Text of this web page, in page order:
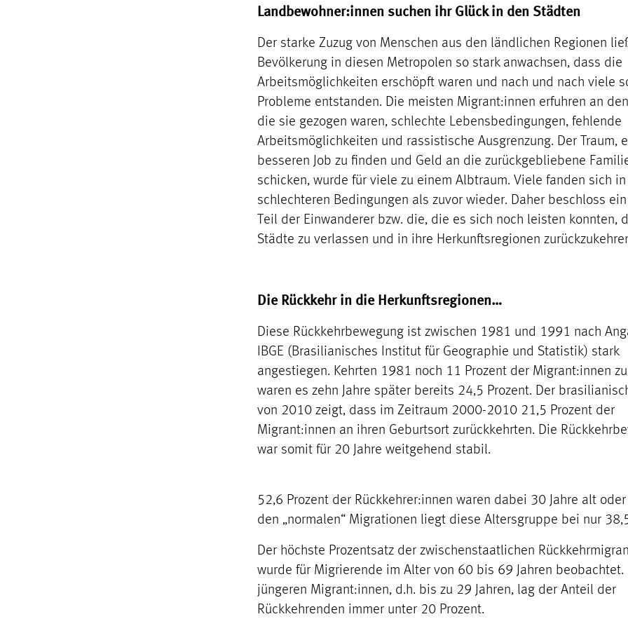
Landbewohner:innen suchen ihr Glück in den Städten
Der starke Zuzug von Menschen aus den ländlichen Regionen
Bevölkerung in diesen Metropolen so stark anwachsen, dass die
Arbeitsmöglichkeiten erschöpft waren und nach und nach viele
Probleme entstanden. Die meisten Migrant:innen erfuhren an
die sie gezogen waren, schlechte Lebensbedingungen, fehlende
Arbeitsmöglichkeiten und rassistische Ausgrenzung. Der Traum,
besseren Job zu finden und Geld an die zurückgebliebene
schicken, wurde für viele zu einem Albtraum. Viele fanden sich in
schlechteren Bedingungen als zuvor wieder. Daher beschloss
Teil der Einwanderer bzw. die, die es sich noch leisten konnten,
Städte zu verlassen und in ihre Herkunftsregionen
Die Rückkehr in die Herkunftsregionen…
Diese Rückkehrbewegung ist zwischen 1981 und 1991 nach
IBGE (Brasilianisches Institut für Geographie und Statistik) stark
angestiegen. Kehrten 1981 noch 11 Prozent der Migrant:innen
waren es zehn Jahre später bereits 24,5 Prozent. Der
von 2010 zeigt, dass im Zeitraum 2000-2010 21,5 Prozent der
Migrant:innen an ihren Geburtsort zurückkehrten. Die
war somit für 20 Jahre weitgehend stabil.
52,6 Prozent der Rückkehrer:innen waren dabei 30 Jahre alt
den „normalen“ Migrationen liegt diese Altersgruppe bei nur
Der höchste Prozentsatz der zwischenstaatlichen
wurde für Migrierende im Alter von 60 bis 69 Jahren beobachtet.
jüngeren Migrant:innen, d.h. bis zu 29 Jahren, lag der Anteil der
Rückkehrenden immer unter 20 Prozent.